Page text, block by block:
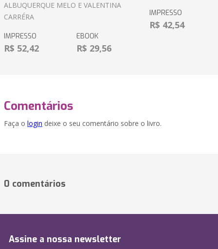
ALBUQUERQUE MELO E VALENTINA
CARRÉRA
IMPRESSO
R$ 52,42
EBOOK
R$ 29,56
IMPRESSO
R$ 42,54
Comentários
Faça o login deixe o seu comentário sobre o livro.
0 comentários
Assine a nossa newsletter